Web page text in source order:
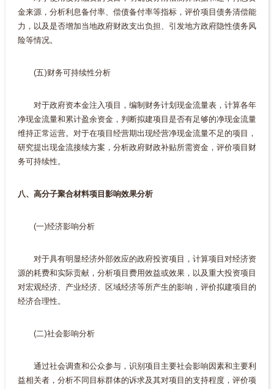
金来源，分析利息备付率、偿债备付率等指标，评价项目债务清偿能
力，以及是否增加当地政府财政支出负担、引发地方政府隐性债务风
险等情况。
(五)财务可持续性分析
对于政府资本金注入项目，编制财务计划现金流量表，计算各年
净现金流量和累计盈余资金，判断拟建项目是否有足够的净现金流量
维持正常运营。对于在项目经营期出现经营净现金流量不足的项目，
研究提出现金流接续方案，分析政府财政补贴所需资金，评价项目财
务可持续性。
八、高分子聚合材料项目影响效果分析
(一)经济影响分析
对于具有明显经济外部效应的政府投资项目，计算项目对经济资
源的耗费和实际贡献，分析项目费用效益或效果，以及重大投资项目
对宏观经济、产业经济、区域经济等所产生的影响，评价拟建项目的
经济合理性。
(二)社会影响分析
通过社会调查和公众参与，识别项目主要社会影响因素和主要利
益相关者，分析不同目标群体的诉求及其对项目的支持程度，评价项